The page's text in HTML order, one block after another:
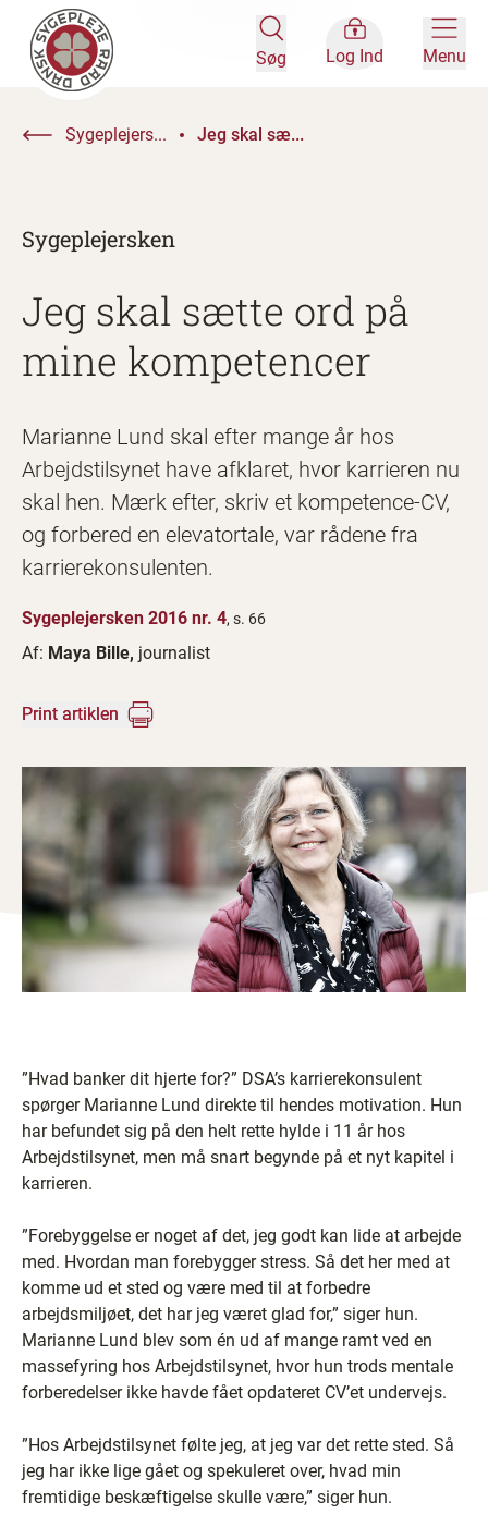
Søg Log Ind Menu
Sygeplejers... Jeg skal sæ...
Sygeplejersken
Jeg skal sætte ord på
mine kompetencer
Marianne Lund skal efter mange år hos
Arbejdstilsynet have afklaret, hvor karrieren nu
skal hen. Mærk efter, skriv et kompetence-CV,
og forbered en elevatortale, var rådene fra
karrierekonsulenten.
Sygeplejersken 2016 nr. 4, s. 66
Af: Maya Bille, journalist
Print artiklen
”Hvad banker dit hjerte for?” DSA’s karrierekonsulent
spørger Marianne Lund direkte til hendes motivation. Hun
har befundet sig på den helt rette hylde i 11 år hos
Arbejdstilsynet, men må snart begynde på et nyt kapitel i
karrieren.
”Forebyggelse er noget af det, jeg godt kan lide at arbejde
med. Hvordan man forebygger stress. Så det her med at
komme ud et sted og være med til at forbedre
arbejdsmiljøet, det har jeg været glad for,” siger hun.
Marianne Lund blev som én ud af mange ramt ved en
massefyring hos Arbejdstilsynet, hvor hun trods mentale
forberedelser ikke havde fået opdateret CV’et undervejs.
”Hos Arbejdstilsynet følte jeg, at jeg var det rette sted. Så
jeg har ikke lige gået og spekuleret over, hvad min
fremtidige beskæftigelse skulle være,” siger hun.